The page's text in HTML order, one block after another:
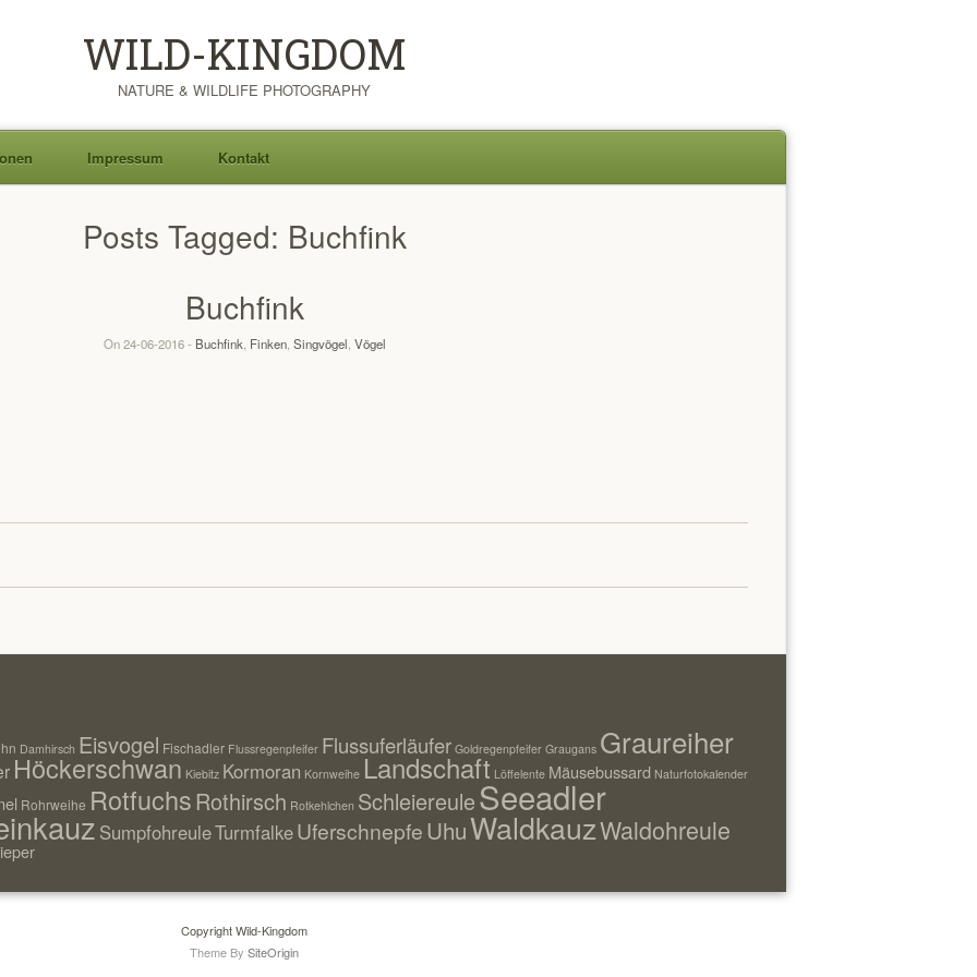
WILD-KINGDOM
NATURE & WILDLIFE PHOTOGRAPHY
Impressum Kontakt
Posts Tagged: Buchfink
Buchfink
On 24-06-2016 - Buchfink Finken, Singvögel Vögel
Damhirsch Eisvogel Fischadler Flussregenpfeifer Flussuferläufer Goldregenpfeifer Graugans Graureiher
Höckerschwan Kiebitz Kormoran Kornweihe Landschaft Löffelente Mäusebussard Naturfotokalender
Rohrweihe Rotfuchs Rothirsch Rotkehlchen SchleiereuleSeeadler
SumpfohreuleTurmfalkeUferschnepfeUhuWaldkauzWaldohreule
Copyright Wild-Kingdom
Theme By SiteOrigin